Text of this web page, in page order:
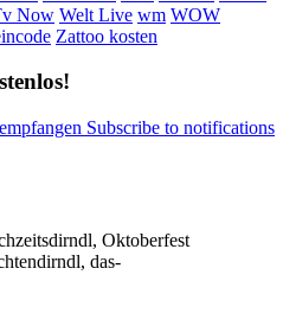
Now Welt Live wm WOW
Zattoo kosten
Subscribe to notifications
Oktoberfest
das-